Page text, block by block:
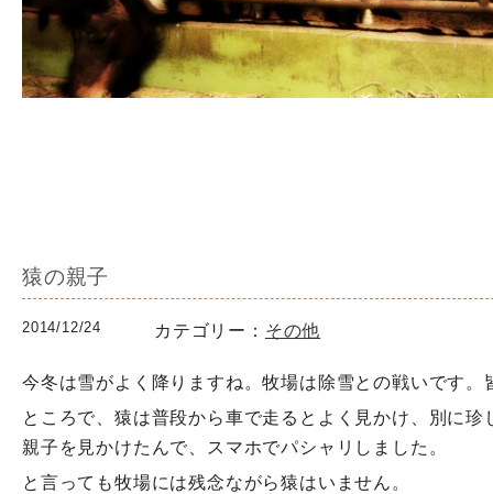
猿の親子
2014/12/24 カテゴリー： その他
今冬は雪がよく降りますね。牧場は除雪との戦いです。
ところで、猿は普段から車で走るとよく見かけ、別に
親子を見かけたんで、スマホでパシャリしました。
と言っても牧場には残念ながら猿はいません。